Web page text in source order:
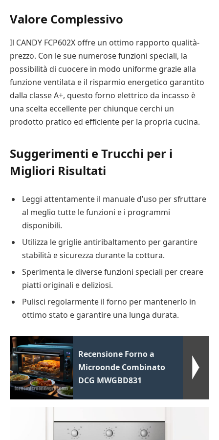
Valore Complessivo
Il CANDY FCP602X offre un ottimo rapporto qualità-
prezzo. Con le sue numerose funzioni speciali, la
possibilità di cuocere in modo uniforme grazie alla
funzione ventilata e il risparmio energetico garantito
dalla classe A+, questo forno elettrico da incasso è
una scelta eccellente per chiunque cerchi un
prodotto pratico ed efficiente per la propria cucina.
Suggerimenti e Trucchi per i
Migliori Risultati
Leggi attentamente il manuale d’uso per sfruttare
al meglio tutte le funzioni e i programmi
disponibili.
Utilizza le griglie antiribaltamento per garantire
stabilità e sicurezza durante la cottura.
Sperimenta le diverse funzioni speciali per creare
piatti originali e deliziosi.
Pulisci regolarmente il forno per mantenerlo in
ottimo stato e garantire una lunga durata.
Recensione Forno a
Microonde Combinato
DCG MWGBD831